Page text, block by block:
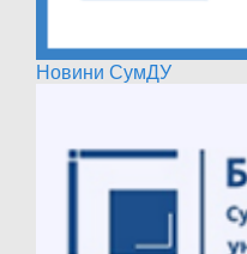
Новини СумДУ